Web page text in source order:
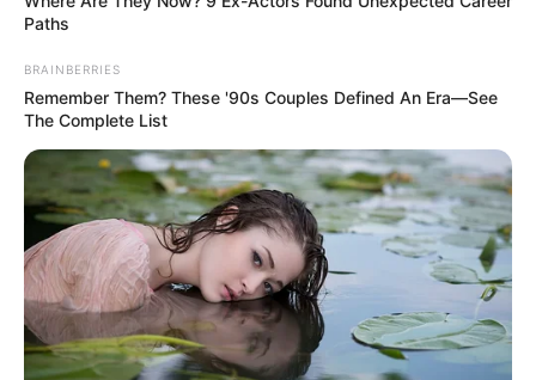
Paths
BRAINBERRIES
Remember Them? These '90s Couples Defined An Era—See
The Complete List